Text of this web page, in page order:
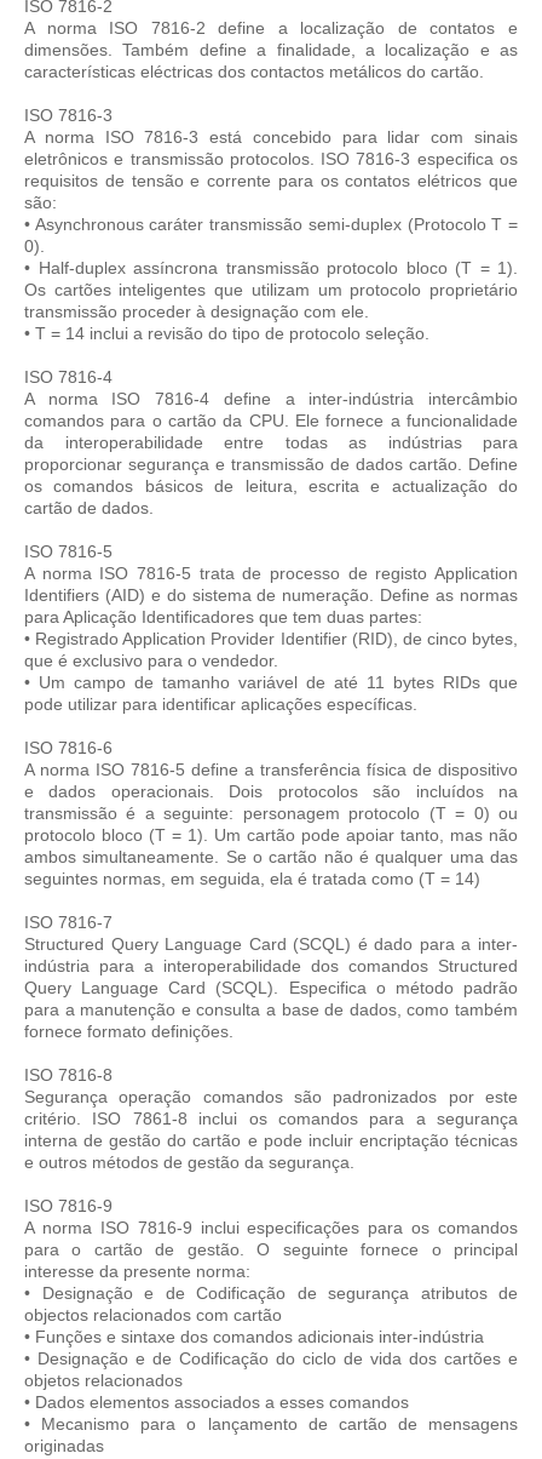
ISO 7816-2
A norma ISO 7816-2 define a localização de contatos e
dimensões. Também define a finalidade, a localização e as
características eléctricas dos contactos metálicos do cartão.
ISO 7816-3
A norma ISO 7816-3 está concebido para lidar com sinais
eletrônicos e transmissão protocolos. ISO 7816-3 especifica os
requisitos de tensão e corrente para os contatos elétricos que
são:
• Asynchronous caráter transmissão semi-duplex (Protocolo T =
0).
• Half-duplex assíncrona transmissão protocolo bloco (T = 1).
Os cartões inteligentes que utilizam um protocolo proprietário
transmissão proceder à designação com ele.
• T = 14 inclui a revisão do tipo de protocolo seleção.
ISO 7816-4
A norma ISO 7816-4 define a inter-indústria intercâmbio
comandos para o cartão da CPU. Ele fornece a funcionalidade
da interoperabilidade entre todas as indústrias para
proporcionar segurança e transmissão de dados cartão. Define
os comandos básicos de leitura, escrita e actualização do
cartão de dados.
ISO 7816-5
A norma ISO 7816-5 trata de processo de registo Application
Identifiers (AID) e do sistema de numeração. Define as normas
para Aplicação Identificadores que tem duas partes:
• Registrado Application Provider Identifier (RID), de cinco bytes,
que é exclusivo para o vendedor.
• Um campo de tamanho variável de até 11 bytes RIDs que
pode utilizar para identificar aplicações específicas.
ISO 7816-6
A norma ISO 7816-5 define a transferência física de dispositivo
e dados operacionais. Dois protocolos são incluídos na
transmissão é a seguinte: personagem protocolo (T = 0) ou
protocolo bloco (T = 1). Um cartão pode apoiar tanto, mas não
ambos simultaneamente. Se o cartão não é qualquer uma das
seguintes normas, em seguida, ela é tratada como (T = 14)
ISO 7816-7
Structured Query Language Card (SCQL) é dado para a inter-
indústria para a interoperabilidade dos comandos Structured
Query Language Card (SCQL). Especifica o método padrão
para a manutenção e consulta a base de dados, como também
fornece formato definições.
ISO 7816-8
Segurança operação comandos são padronizados por este
critério. ISO 7861-8 inclui os comandos para a segurança
interna de gestão do cartão e pode incluir encriptação técnicas
e outros métodos de gestão da segurança.
ISO 7816-9
A norma ISO 7816-9 inclui especificações para os comandos
para o cartão de gestão. O seguinte fornece o principal
interesse da presente norma:
• Designação e de Codificação de segurança atributos de
objectos relacionados com cartão
• Funções e sintaxe dos comandos adicionais inter-indústria
• Designação e de Codificação do ciclo de vida dos cartões e
objetos relacionados
• Dados elementos associados a esses comandos
• Mecanismo para o lançamento de cartão de mensagens
originadas